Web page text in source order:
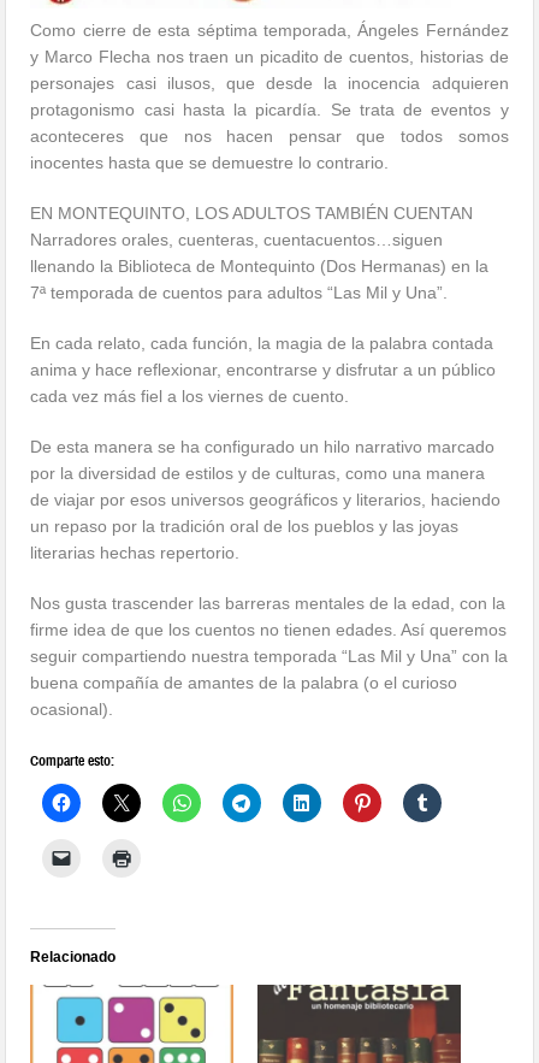
Como cierre de esta séptima temporada, Ángeles Fernández
y Marco Flecha nos traen un picadito de cuentos, historias de
personajes casi ilusos, que desde la inocencia adquieren
protagonismo casi hasta la picardía. Se trata de eventos y
aconteceres que nos hacen pensar que todos somos
inocentes hasta que se demuestre lo contrario.
EN MONTEQUINTO, LOS ADULTOS TAMBIÉN CUENTAN
Narradores orales, cuenteras, cuentacuentos…siguen
llenando la Biblioteca de Montequinto (Dos Hermanas) en la
7ª temporada de cuentos para adultos “Las Mil y Una”.
En cada relato, cada función, la magia de la palabra contada
anima y hace reflexionar, encontrarse y disfrutar a un público
cada vez más fiel a los viernes de cuento.
De esta manera se ha configurado un hilo narrativo marcado
por la diversidad de estilos y de culturas, como una manera
de viajar por esos universos geográficos y literarios, haciendo
un repaso por la tradición oral de los pueblos y las joyas
literarias hechas repertorio.
Nos gusta trascender las barreras mentales de la edad, con la
firme idea de que los cuentos no tienen edades. Así queremos
seguir compartiendo nuestra temporada “Las Mil y Una” con la
buena compañía de amantes de la palabra (o el curioso
ocasional).
Comparte esto:
Relacionado